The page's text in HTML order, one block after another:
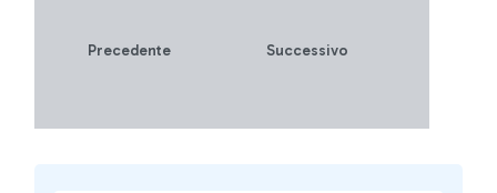
Precedente Successivo